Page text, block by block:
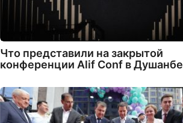
Что представили на закрытой
конференции Alif Conf в Душанбе